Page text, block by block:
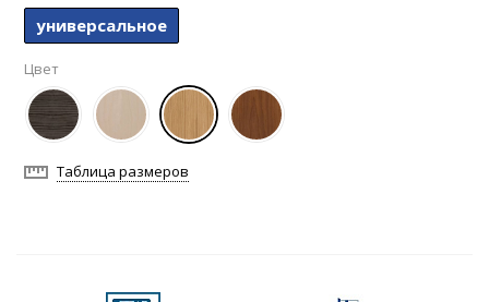
универсальное
Цвет
Таблица размеров